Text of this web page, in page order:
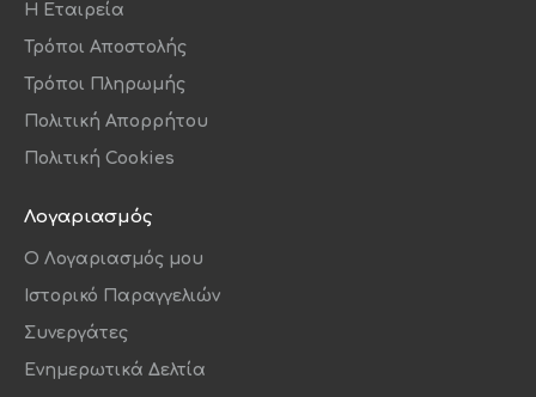
Η Εταιρεία
Τρόποι Αποστολής
Τρόποι Πληρωμής
Πολιτική Απορρήτου
Πολιτική Cookies
Λογαριασμός
O Λογαριασμός μου
Ιστορικό Παραγγελιών
Συνεργάτες
Ενημερωτικά Δελτία